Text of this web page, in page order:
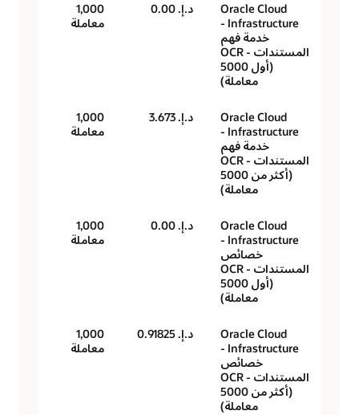
Oracle Cloud
Infrastructure -
خدمة فهم
المستندات - OCR
(أول 5000
معاملة)
د.إ.‏ 0.00
1,000
معاملة
Oracle Cloud
Infrastructure -
خدمة فهم
المستندات - OCR
(أكثر من 5000
معاملة)
د.إ.‏ 3.673
1,000
معاملة
Oracle Cloud
Infrastructure -
خصائص
المستندات - OCR
(أول 5000
معاملة)
د.إ.‏ 0.00
1,000
معاملة
Oracle Cloud
Infrastructure -
خصائص
المستندات - OCR
(أكثر من 5000
معاملة)
د.إ.‏ 0.91825
1,000
معاملة